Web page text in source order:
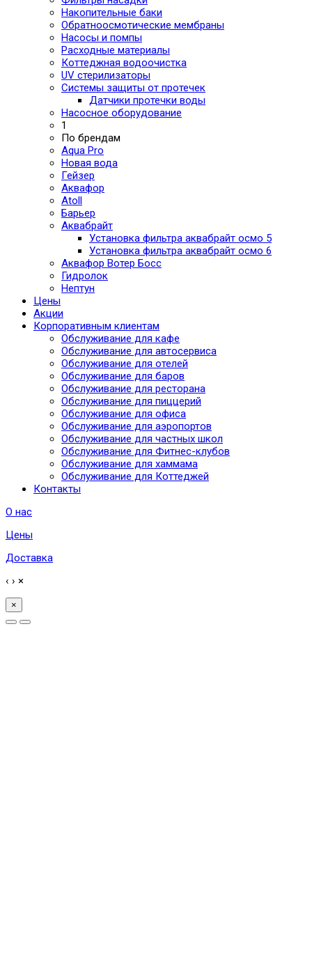
Накопительные баки
Обратноосмотические мембраны
Насосы и помпы
Расходные материалы
Коттеджная водоочистка
UV стерилизаторы
Системы защиты от протечек
Датчики протечки воды
Насосное оборудование
1
По брендам
Aqua Pro
Новая вода
Гейзер
Аквафор
Atoll
Барьер
Аквабрайт
Установка фильтра аквабрайт осмо 5
Установка фильтра аквабрайт осмо 6
Аквафор Вотер Босс
Гидролок
Нептун
Цены
Акции
Корпоративным клиентам
Обслуживание для кафе
Обслуживание для автосервиса
Обслуживание для отелей
Обслуживание для баров
Обслуживание для ресторана
Обслуживание для пиццерий
Обслуживание для офиса
Обслуживание для аэропортов
Обслуживание для частных школ
Обслуживание для Фитнес-клубов
Обслуживание для хаммама
Обслуживание для Коттеджей
Контакты
О нас
Цены
Доставка
‹ › ×
×